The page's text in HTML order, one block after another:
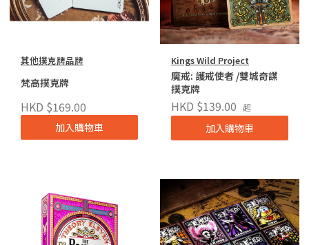
其他撲克牌品牌
梵高撲克牌
HKD $169.00
加入購物車
Kings Wild Project
魔戒: 護戒使者 /雙城奇謀
撲克牌
HKD $139.00 起
加入購物車